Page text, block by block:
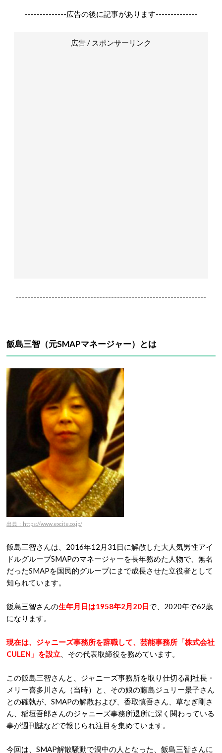
--------------広告の後に記事があります--------------
広告 / スポンサーリンク
----------------------------------------------------------------
飯島三智（元SMAPマネージャー）とは
出典：https://www.excite.co.jp/
飯島三智さんは、2016年12月31日に解散した大人気男性アイ
ドルグループSMAPのマネージャーを長年務めた人物で、無名
だったSMAPを国民的グループにまで成長させた立役者として
知られています。
飯島三智さんの生年月日は1958年2月20日で、2020年で62歳
になります。
現在は、ジャニーズ事務所を辞職して、芸能事務所「株式会社
CULEN」を設立 、その代表取締役を務めています。
この飯島三智さんと、ジャニーズ事務所を取り仕切る副社長・
メリー喜多川さん（当時）と、その娘の藤島ジュリー景子さん
との確執が、SMAPの解散および、香取慎吾さん、草なぎ剛さ
ん、稲垣吾郎さんのジャニーズ事務所退所に深く関わっている
事が週刊誌などで報じられ注目を集めています。
今回は、SMAP解散騒動で渦中の人となった、飯島三智さんに